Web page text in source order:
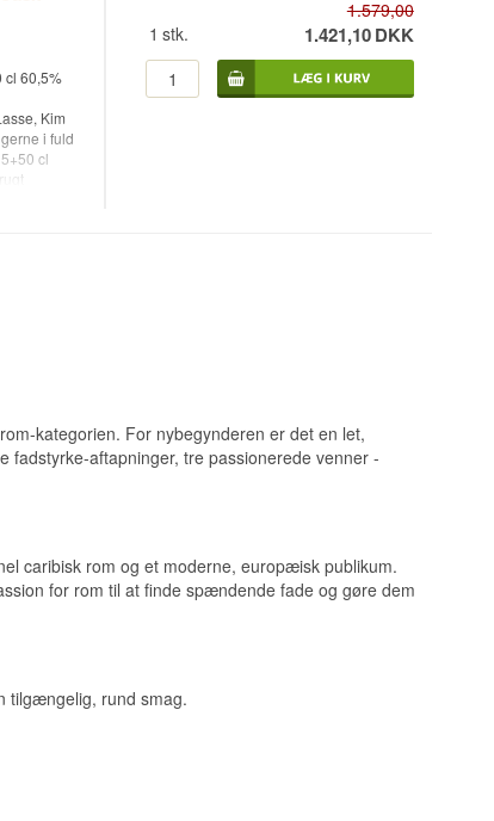
cl 60,5%
Kim
i fuld
cl
1.579,00
1 stk. 1.421,10DKK
kategorien. For nybegynderen er det en let,
fadstyrke-aftapninger, tre passionerede venner -
caribisk rom og et moderne, europæisk publikum.
for rom til at finde spændende fade og gøre dem
tilgængelig, rund smag.